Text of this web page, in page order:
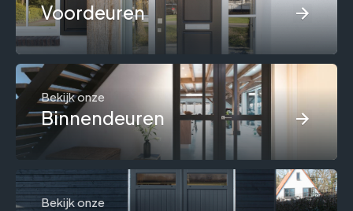
Voordeuren
Bekijk onze
Binnendeuren
Bekijk onze